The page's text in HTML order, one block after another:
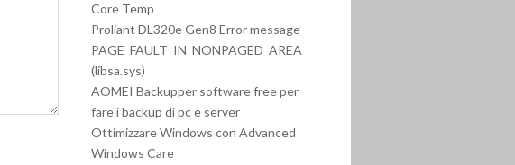
Core Temp
Proliant DL320e Gen8 Error message
PAGE_FAULT_IN_NONPAGED_AREA
(libsa.sys)
AOMEI Backupper software free per
fare i backup di pc e server
Ottimizzare Windows con Advanced
Windows Care